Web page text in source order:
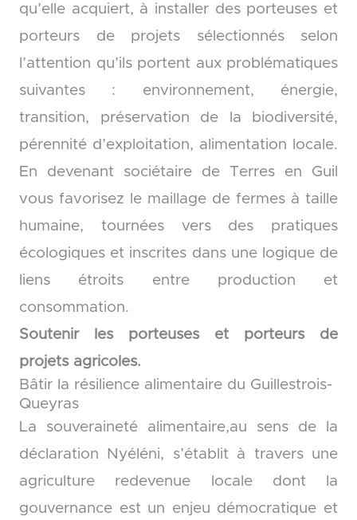
qu’elle acquiert, à installer des porteuses et
porteurs de projets sélectionnés selon
l’attention qu’ils portent aux problématiques
suivantes : environnement, énergie,
transition, préservation de la biodiversité,
pérennité d’exploitation, alimentation locale.
En devenant sociétaire de Terres en Guil
vous favorisez le maillage de fermes à taille
humaine, tournées vers des pratiques
écologiques et inscrites dans une logique de
liens étroits entre production et
consommation.
Soutenir les porteuses et porteurs de
projets agricoles.
Bâtir la résilience alimentaire du Guillestrois-
Queyras
La souveraineté alimentaire,au sens de la
déclaration Nyéléni, s’établit à travers une
agriculture redevenue locale dont la
gouvernance est un enjeu démocratique et